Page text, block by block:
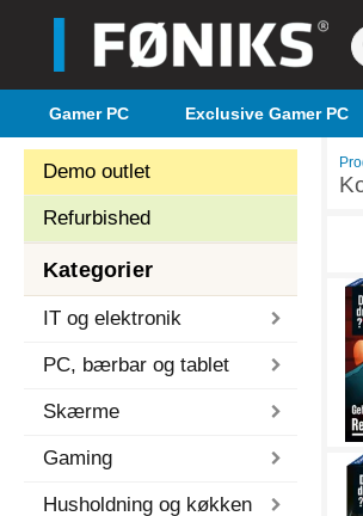
Gamer PC Exclusive Gamer PC
Demo outlet
Refurbished
Kategorier
IT og elektronik
PC, bærbar og tablet
Skærme
Gaming
Husholdning og køkken